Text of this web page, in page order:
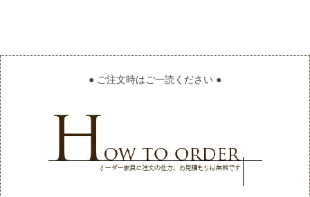
● ご注文時はご一読ください ●